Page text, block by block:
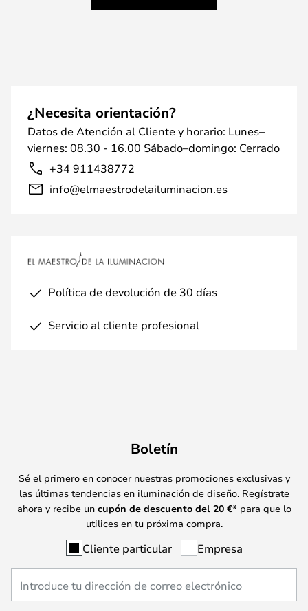
¿Necesita orientación?
Datos de Atención al Cliente y horario: Lunes–
viernes: 08.30 - 16.00 Sábado–domingo: Cerrado
+34 911438772
info@elmaestrodelailuminacion.es
Política de devolución de 30 días
Servicio al cliente profesional
Boletín
Sé el primero en conocer nuestras promociones exclusivas y
las últimas tendencias en iluminación de diseño. Regístrate
ahora y recibe un cupón de descuento del 20 €* para que lo
utilices en tu próxima compra.
Cliente particular Empresa